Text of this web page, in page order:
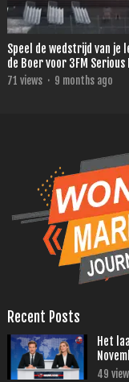
Speel de wedstrijd van je
de Boer voor 3FM Serious
71 views · 9 months ago
Recent Posts
Het
49